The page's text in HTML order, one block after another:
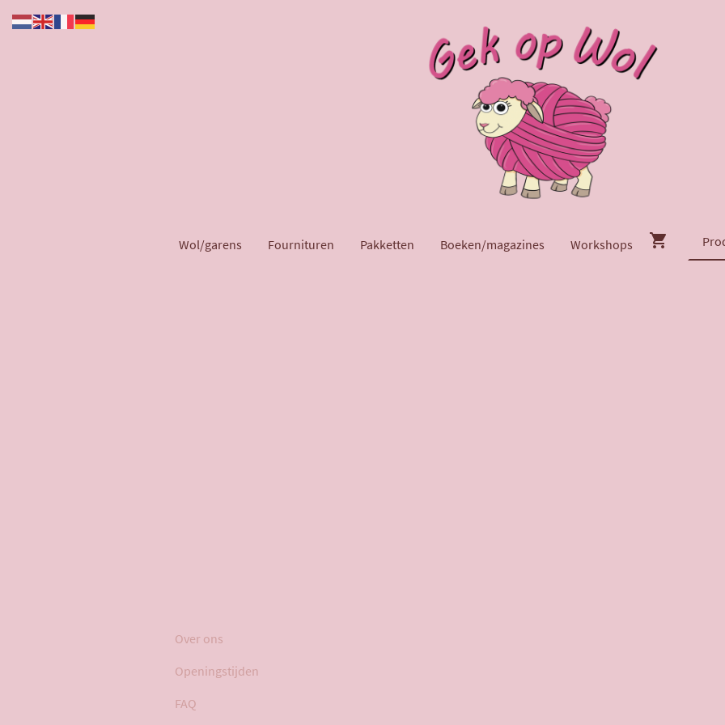
Wol/garens Fournituren Pakketten Boeken/magazines Workshops
Over ons
Openingstijden
FAQ